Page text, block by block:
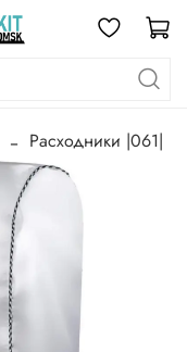
Расходники |061|